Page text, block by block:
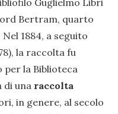
Bertram, quarto
1884, a seguito
la raccolta fu
per la Biblioteca
di una raccolta
in genere, al secolo